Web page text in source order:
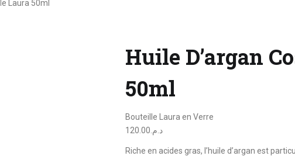
Huile D’argan
50ml
Bouteille Laura en Verre
د.م.120.00
Riche en acides gras, l’huile d’argan est